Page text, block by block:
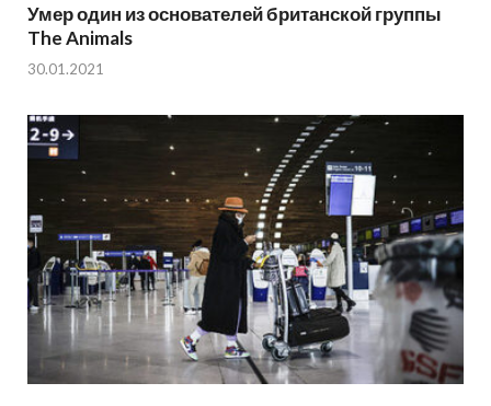
Умер один из основателей британской группы
The Animals
30.01.2021